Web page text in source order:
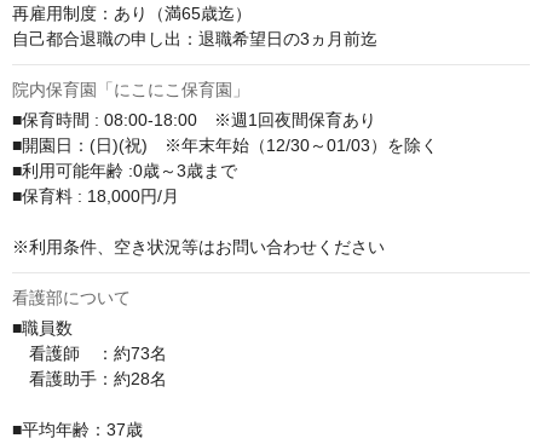
再雇用制度：あり（満65歳迄）
自己都合退職の申し出：退職希望日の3ヵ月前迄
院内保育園「にこにこ保育園」
■保育時間 : 08:00-18:00　※週1回夜間保育あり
■開園日：(日)(祝)　※年末年始（12/30～01/03）を除く
■利用可能年齢 :0歳～3歳まで
■保育料 : 18,000円/月
※利用条件、空き状況等はお問い合わせください
看護部について
■職員数
看護師　：約73名
看護助手：約28名
■平均年齢：37歳